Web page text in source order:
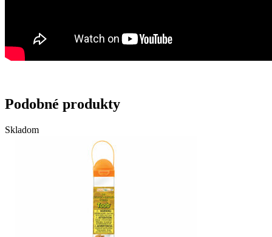
Podobné produkty
Skladom